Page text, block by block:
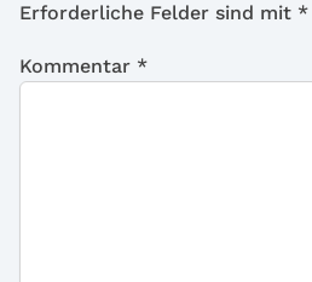
Erforderliche Felder sind mit *
Kommentar *